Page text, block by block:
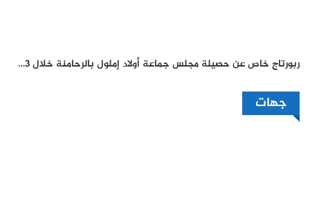
ربورتاج خاص عن حصيلة مجلس جماعة أولاد إملول بالرحامنة خلال 3…
جهات